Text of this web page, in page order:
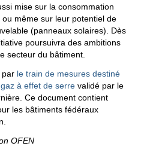
mise sur la consommation
même sur leur potentiel de
(panneaux solaires). Dès
poursuivra des ambitions
secteur du bâtiment.
par le train de mesures destiné
à effet de serrevalidé par le
Ce document contient
les bâtiments fédéraux
OFEN